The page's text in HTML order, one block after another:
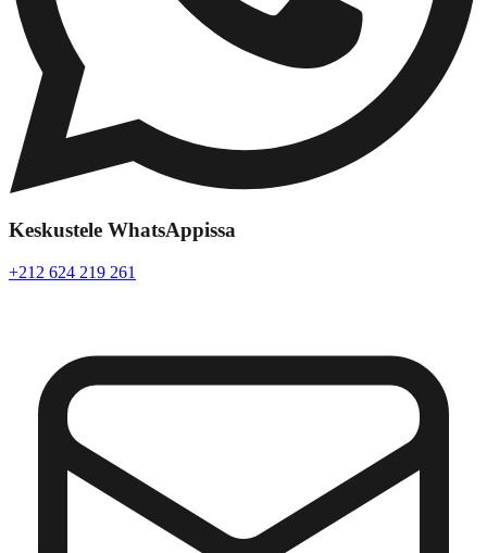
Keskustele WhatsAppissa
+212 624 219 261